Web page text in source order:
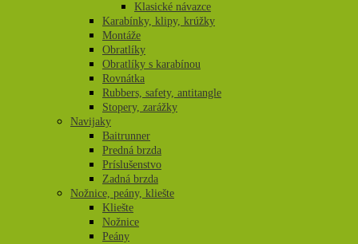
Klasické návazce
Karabínky, klipy, krúžky
Montáže
Obratlíky
Obratlíky s karabínou
Rovnátka
Rubbers, safety, antitangle
Stopery, zarážky
Navijaky
Baitrunner
Predná brzda
Príslušenstvo
Zadná brzda
Nožnice, peány, kliešte
Kliešte
Nožnice
Peány